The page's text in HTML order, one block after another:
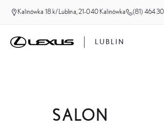
Kalinówka 18 k/Lublina, 21-040 Kalinówka (81) 464
LUBLIN
SALON